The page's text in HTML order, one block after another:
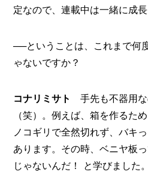
定なので、連載中は一緒に成
──ということは、これまで何
ゃないですか？
コナリミサト
手先も不器用な
（笑）。例えば、箱を作るた
ノコギリで全然切れず、バキ
あります。その時、ベニヤ板
じゃないんだ！ と学びました。